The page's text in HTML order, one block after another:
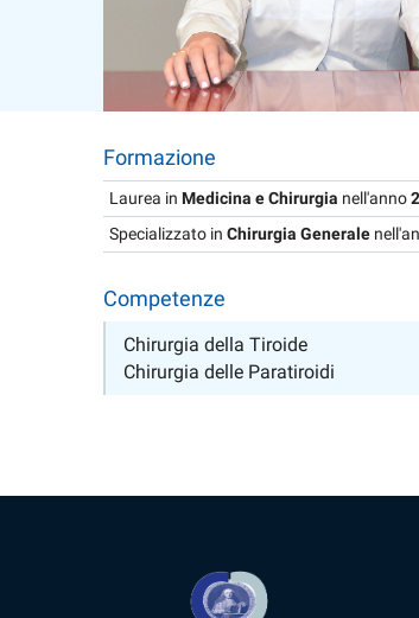
Formazione
Laurea in Medicina e Chirurgia nell'anno
Specializzato in Chirurgia Generale
Competenze
Chirurgia della Tiroide
Chirurgia delle Paratiroidi